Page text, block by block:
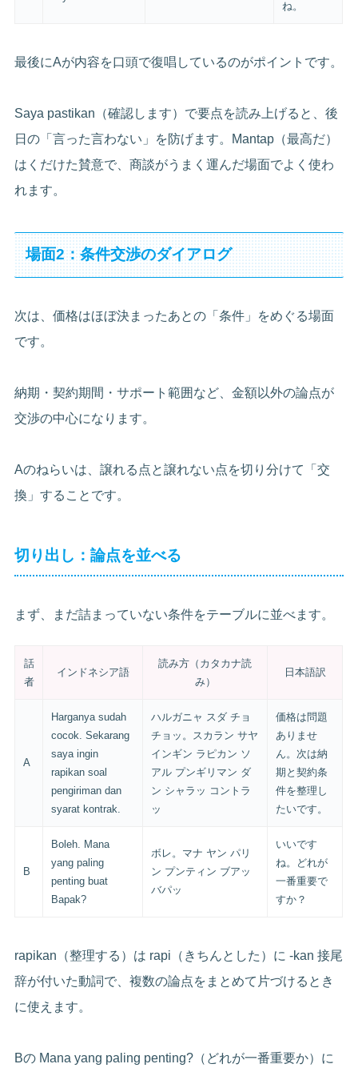
ね。
最後にAが内容を口頭で復唱しているのがポイントです。
Saya pastikan（確認します）で要点を読み上げると、後
日の「言った言わない」を防げます。Mantap（最高だ）
はくだけた賛意で、商談がうまく運んだ場面でよく使わ
れます。
場面2：条件交渉のダイアログ
次は、価格はほぼ決まったあとの「条件」をめぐる場面
です。
納期・契約期間・サポート範囲など、金額以外の論点が
交渉の中心になります。
Aのねらいは、譲れる点と譲れない点を切り分けて「交
換」することです。
切り出し：論点を並べる
まず、まだ詰まっていない条件をテーブルに並べます。
話
者
インドネシア語
読み方（カタカナ読
み）
日本語訳
A
Harganya sudah
cocok. Sekarang
saya ingin
rapikan soal
pengiriman dan
syarat kontrak.
ハルガニャ スダ チョ
チョッ。スカラン サヤ
インギン ラピカン ソ
アル プンギリマン ダ
ン シャラッ コントラ
ッ
価格は問題
ありませ
ん。次は納
期と契約条
件を整理し
たいです。
B
Boleh. Mana
yang paling
penting buat
Bapak?
ボレ。マナ ヤン パリ
ン プンティン ブアッ
バパッ
いいです
ね。どれが
一番重要で
すか？
rapikan（整理する）は rapi（きちんとした）に -kan 接尾
辞が付いた動詞で、複数の論点をまとめて片づけるとき
に使えます。
Bの Mana yang paling penting?（どれが一番重要か）に